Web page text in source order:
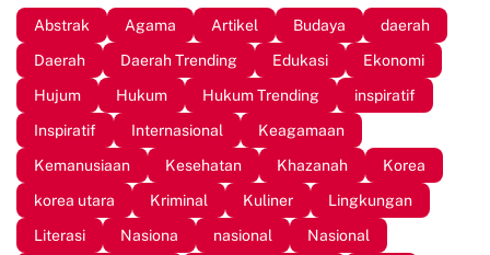
Abstrak Agama Artikel Budaya
daerah
Daerah
Daerah Trending Edukasi
Ekonomi
Hujum
Hukum Hukum Trending
inspiratif
Inspiratif
Internasional
Keagamaan
Kemanusiaan
Kesehatan Khazanah
Korea
korea utara
Kriminal Kuliner
Lingkungan
Literasi
Nasiona nasional
Nasional